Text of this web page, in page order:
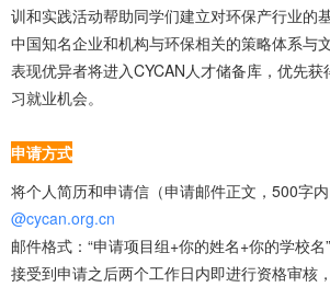
训和实践活动帮助同学们建立对环保产行业的
中国知名企业和机构与环保相关的策略体系与
表现优异者将进入CYCAN人才储备库，优先
习就业机会。
申请方式
将个人简历和申请信（申请邮件正文，500字
@cycan.org.cn
邮件格式：“申请项目组+你的姓名+你的学校名
接受到申请之后两个工作日内即进行资格审核